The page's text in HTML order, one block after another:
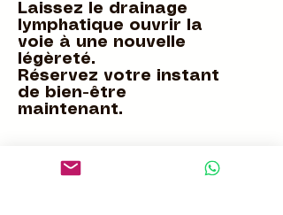
Laissez le drainage
lymphatique ouvrir la
voie à une nouvelle
légèreté.
Réservez votre instant
de bien-être
maintenant.
Vers l'agenda de réservation